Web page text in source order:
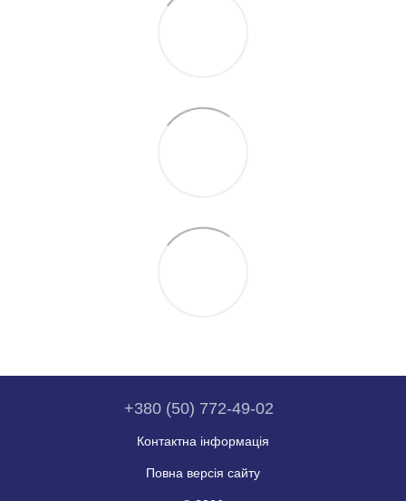
+380 (50) 772-49-02
Контактна інформація
Повна версія сайту